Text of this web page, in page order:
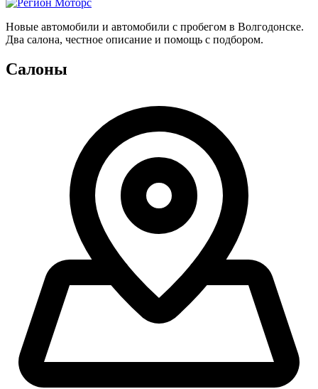
Новые автомобили и автомобили с пробегом в Волгодонске.
Два салона, честное описание и помощь с подбором.
Салоны